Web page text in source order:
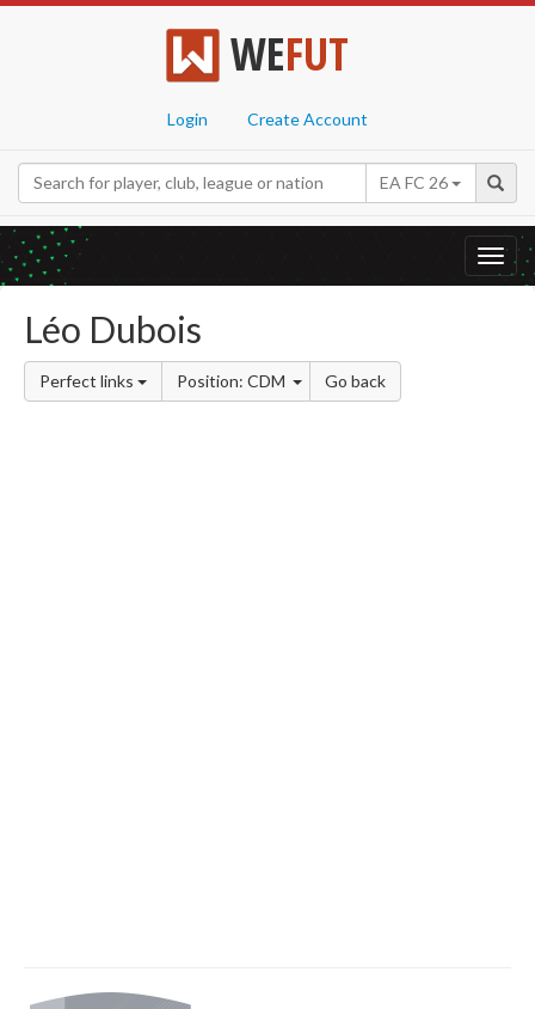
WEFUT
Login Create Account
EA FC 26
Léo Dubois
Perfect links Position: CDM Go back